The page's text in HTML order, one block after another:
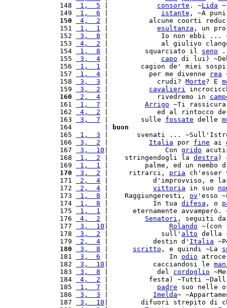
148
1,  5 consorte . ~Lida
149
1,  6 istante , ~A
150
4,  2 |          alcune coorti
151
1,  1 esultanza , un
152
3,  8 |             Io non ebbi ...
153
4,  2 |             al giulivo
154
1,  8 |         squarciato il seno
155
3,  4 capo di lui)
156
1,  1 |        cagion de' miei
157
1,  4 |          per me divenne rea
158
3,  3 |            crudi? Morte? E
159
3,  2 cavalieri
160
2,  4 |            rivedremo in
161
1,  7 Arrigo ~Ti
162
4,  2 |            ed al rintocco
163
3,  7 |        sulle fossate delle
164        |
buon
165
1,  3 |       svenati ...
166
3,  2 Italia por fine ai
167
3,  10 |              Con grido
168
1,  2 |    stringendogli la destra )
169
1,  1 |         palme, ed un
170
3,  2 |     ritrarci, pria
171
2,  4 |           d'improvviso, e
172
2,  4 vittoria in suo
173
1,  8 |    Raggiungeresti, ov 'esso
174
1,  8 |           In tua difesa , o
175
1,  1 |      eternamente avvamperò.
176
4,  2 Senatori , seguiti
177
3,  10 Rolando
178
3,  2 |             sull' alto della
179
2,  4 |           destin d' Italia
180
3,  8 scritto , e quindi ~La
181
3,  6 |               In odio
182
3,  10 |           cacciandosi le
183
3,  8 |            del cordoglio
184
4,  2 |          festa) ~Tutti
185
1,  7 padre suo nelle
186
3,  3 Imelda~
187
3,  10 |        difuori strepito di